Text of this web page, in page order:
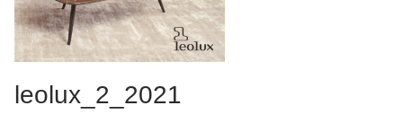
leolux_2_2021